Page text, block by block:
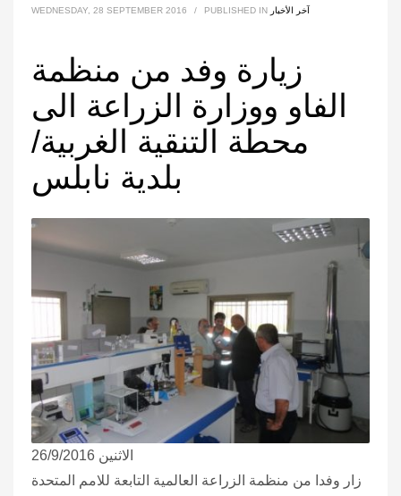
WEDNESDAY, 28 SEPTEMBER 2016 / PUBLISHED IN آخر الأخبار
زيارة وفد من منظمة
الفاو ووزارة الزراعة الى
محطة التنقية الغربية/
بلدية نابلس
الاثنين 26/9/2016
زار وفدا من منظمة الزراعة العالمية التابعة للامم المتحدة